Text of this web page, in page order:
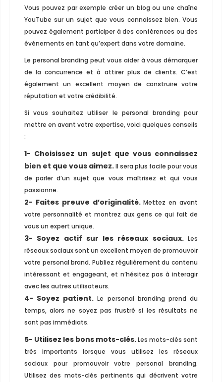
Vous pouvez par exemple créer un blog ou une chaîne
YouTube sur un sujet que vous connaissez bien. Vous
pouvez également participer à des conférences ou des
événements en tant qu’expert dans votre domaine.
Le personal branding peut vous aider à vous démarquer
de la concurrence et à attirer plus de clients. C’est
également un excellent moyen de construire votre
réputation et votre crédibilité.
Si vous souhaitez utiliser le personal branding pour
mettre en avant votre expertise, voici quelques conseils
:
1- Choisissez un sujet que vous connaissez
bien et que vous aimez.Il sera plus facile pour vous
de parler d’un sujet que vous maîtrisez et qui vous
passionne.
2- Faites preuve d’originalité.Mettez en avant
votre personnalité et montrez aux gens ce qui fait de
vous un expert unique.
3- Soyez actif sur les réseaux sociaux.Les
réseaux sociaux sont un excellent moyen de promouvoir
votre personal brand. Publiez régulièrement du contenu
intéressant et engageant, et n’hésitez pas à interagir
avec les autres utilisateurs.
4- Soyez patient. Le personal branding prend du
temps, alors ne soyez pas frustré si les résultats ne
sont pas immédiats.
5- Utilisez les bons mots-clés.Les mots-clés sont
très importants lorsque vous utilisez les réseaux
sociaux pour promouvoir votre personal branding.
Utilisez des mots-clés pertinents qui décrivent votre